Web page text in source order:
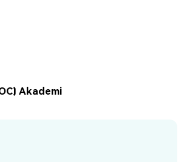
Akademi